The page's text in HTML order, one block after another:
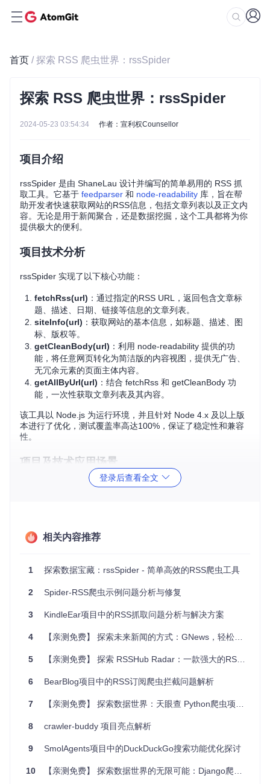
首页 / 探索 RSS 爬虫世界：rssSpider
探索 RSS 爬虫世界：rssSpider
2024-05-23 03:54:34 作者：宣利权Counsellor
项目介绍
rssSpider 是由 ShaneLau 设计并编写的简单易用的 RSS 抓
取工具。它基于 feedparser 和 node-readability 库，旨在帮
助开发者快速获取网站的RSS信息，包括文章列表以及正文内
容。无论是用于新闻聚合，还是数据挖掘，这个工具都将为你
提供极大的便利。
项目技术分析
rssSpider 实现了以下核心功能：
fetchRss(url) ：通过指定的RSS URL，返回包含文章标
题、描述、日期、链接等信息的文章列表。
siteInfo(url) ：获取网站的基本信息，如标题、描述、图
标、版权等。
getCleanBody(url) ：利用 node-readability 提供的功
能，将任意网页转化为简洁版的内容视图，提供无广告、
无冗余元素的页面主体内容。
getAllByUrl(url) ：结合 fetchRss 和 getCleanBody 功
能，一次性获取文章列表及其内容。
该工具以 Node.js 为运行环境，并且针对 Node 4.x 及以上版
本进行了优化，测试覆盖率高达100%，保证了稳定性和兼容
性。
项目及技术应用场景
：你可以轻松地从多个网站抓取最新的新闻文
个性化阅读器：构建一个自定义的阅读器，让用户订阅喜欢
中的资料收集。
项目特点
内容提取。
息类型。
ity，经过全面测试，确保性能和稳定性。
素，提供纯净的正文内容。
开始使用
安装 rssSpider 非常简单，通过 npm 即可完成：
登录后查看全文
相关内容推荐
1 探索数据宝藏：rssSpider - 简单高效的RSS爬虫工具
2 Spider-RSS爬虫示例问题分析与修复
3 KindleEar项目中的RSS抓取问题分析与解决方案
4 【亲测免费】 探索未来新闻的方式：GNews，轻松获取全球资讯的Python宝盒
5 【亲测免费】 探索 RSSHub Radar：一款强大的RSS聚合神器
6 BearBlog项目中的RSS订阅爬虫拦截问题解析
7 【亲测免费】 探索数据世界：天眼查 Python爬虫项目推荐
8 crawler-buddy 项目亮点解析
9 SmolAgents项目中的DuckDuckGo搜索功能优化探讨
10 【亲测免费】 探索数据世界的无限可能：Django爬虫后台管理系统